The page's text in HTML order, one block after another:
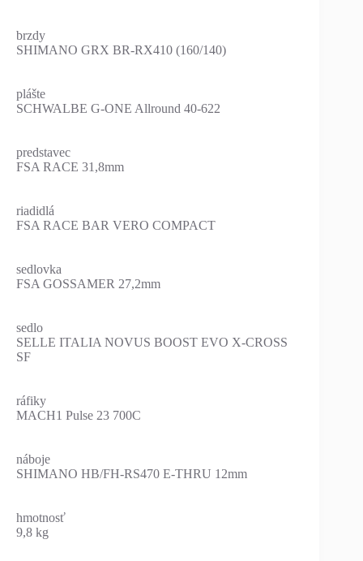
brzdy
SHIMANO GRX BR-RX410 (160/140)
plášte
SCHWALBE G-ONE Allround 40-622
predstavec
FSA RACE 31,8mm
riadidlá
FSA RACE BAR VERO COMPACT
sedlovka
FSA GOSSAMER 27,2mm
sedlo
SELLE ITALIA NOVUS BOOST EVO X-CROSS
SF
ráfiky
MACH1 Pulse 23 700C
náboje
SHIMANO HB/FH-RS470 E-THRU 12mm
hmotnosť
9,8 kg